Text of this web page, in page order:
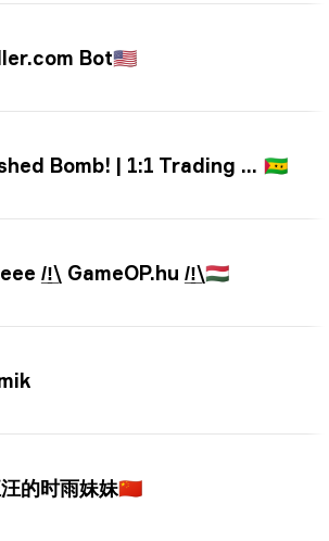
Bot🇺🇸
Bomb! | 1:1 Trading Bot 🇸🇹
/̲!̲\ GameOP.hu /̲!̲\🇭🇺
的时雨妹妹🇨🇳